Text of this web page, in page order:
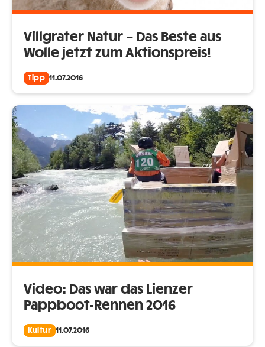
Villgrater Natur – Das Beste aus
Wolle jetzt zum Aktionspreis!
Tipp 11.07.2016
Video: Das war das Lienzer
Pappboot-Rennen 2016
Kultur 11.07.2016